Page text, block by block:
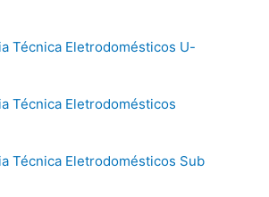
Técnica Eletrodomésticos U-
Técnica Eletrodomésticos
Técnica Eletrodomésticos Sub